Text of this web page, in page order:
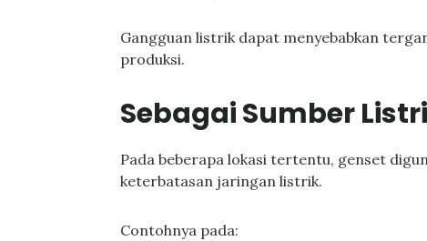
Gangguan listrik dapat menyebabkan
produksi.
Sebagai Sumber
Pada beberapa lokasi tertentu, genset
keterbatasan jaringan listrik.
Contohnya pada: